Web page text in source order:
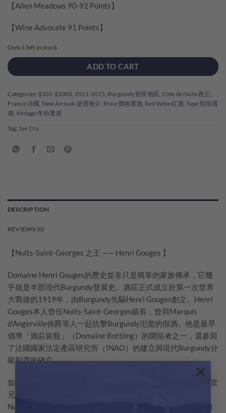
×
【Allen Meadows 90-92 Points】
【Wine Advocate 91 Points】
Only 1 left in stock
ADD TO CART
Categories: $501-$1000, 2011-2015, Burgundy 勃艮地區, Cote de Nuits 夜丘 ,
France 法國, New Arrivals 新貨推介, Price 價格選酒, Red Wine 紅酒, Type 類別選
酒, Vintage 年份選酒
Tag: 1er Cru
DESCRIPTION
REVIEWS (0)
【Nuits-Saint-Georges 之王 —— Henri Gouges 】
Domaine Henri Gouges的歷史並非只是簡單的家族傳承，它幾
乎就是半部現代Burgundy發展史。酒莊正式成立於第一次世界
大戰後的1919年，由Burgundy先驅Henri Gouges創立。Henri
Gouges本人曾任Nuits-Saint-Georges鎮長，曾與Marquis
d’Angerville侯爵等人一起抗擊Burgundy氾濫的假酒。他是最早
倡導「酒莊裝瓶」（Domaine Bottling）的開拓者之一，還參與
了法國國家法定產區研究所（INAO）的建立與現代Burgundy分
級制度的確立。
如今酒莊由第四代繼承人 Grégory Gouges 和 Antoine Gouges堂
兄弟執掌。全酒莊僅擁有約14公頃的葡萄園，且全部位於
Nuits-Saint-Georges內。這種極度聚焦單一村落的做法，讓他